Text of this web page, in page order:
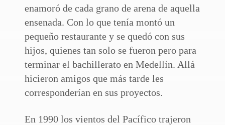
enamoró de cada grano de arena de aquella
ensenada. Con lo que tenía montó un
pequeño restaurante y se quedó con sus
hijos, quienes tan solo se fueron pero para
terminar el bachillerato en Medellín. Allá
hicieron amigos que más tarde les
corresponderían en sus proyectos.
En 1990 los vientos del Pacífico trajeron